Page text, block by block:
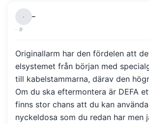
· –
· #
Originallarm har den fördelen att
elsystemet från början med
till kabelstammarna, därav den
Om du ska eftermontera är DEFA
finns stor chans att du kan
nyckeldosa som du redan har men